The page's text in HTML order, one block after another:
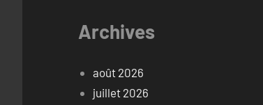
Archives
août 2026
juillet 2026